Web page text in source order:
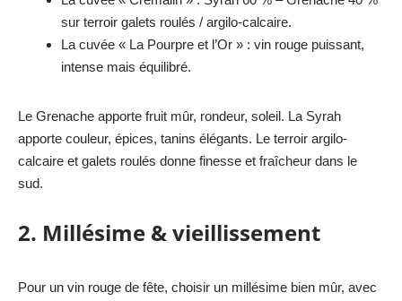
sur terroir galets roulés / argilo-calcaire.
La cuvée « La Pourpre et l’Or » : vin rouge puissant,
intense mais équilibré.
Le Grenache apporte fruit mûr, rondeur, soleil. La Syrah
apporte couleur, épices, tanins élégants. Le terroir argilo-
calcaire et galets roulés donne finesse et fraîcheur dans le
sud.
2. Millésime & vieillissement
Pour un vin rouge de fête, choisir un millésime bien mûr, avec